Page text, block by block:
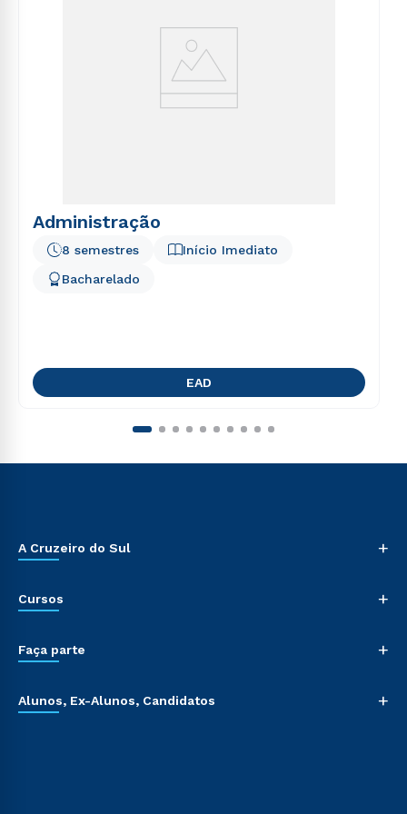
Administração
Início Imediato
8 semestres
Bacharelado
EAD
A Cruzeiro do Sul +
Cursos +
Faça parte +
Alunos, Ex-Alunos, Candidatos +